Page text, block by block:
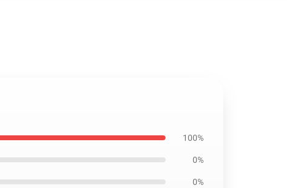
100%
0%
0%